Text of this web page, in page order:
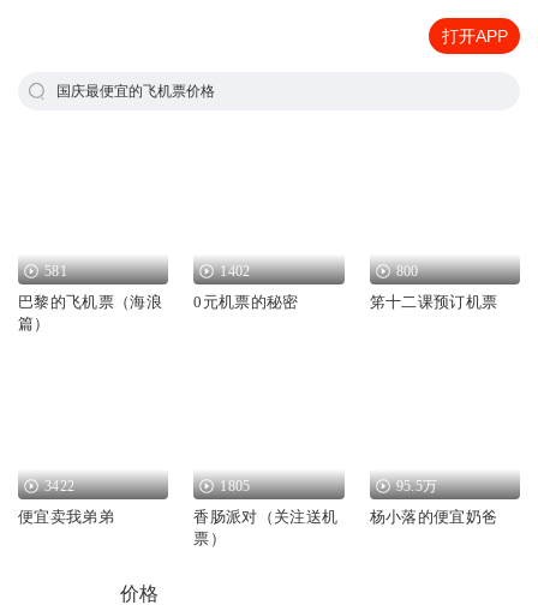
打开APP
国庆最便宜的飞机票价格
581
巴黎的飞机票（海浪
篇）
1402
0元机票的秘密
800
笫十二课预订机票
3422
便宜卖我弟弟
1805
香肠派对（关注送机
票）
95.5万
杨小落的便宜奶爸
价格